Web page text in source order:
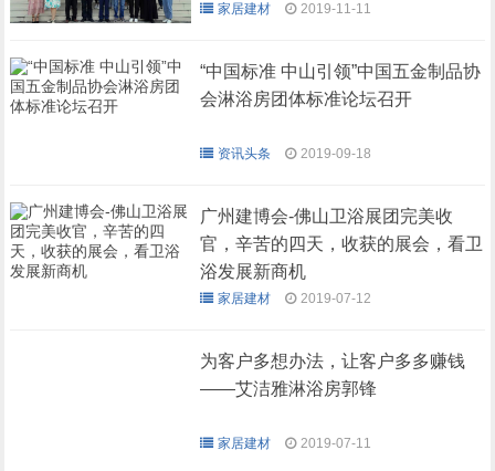
家居建材 2019-11-11
“中国标准 中山引领”中国五金制品协
会淋浴房团体标准论坛召开
资讯头条 2019-09-18
广州建博会-佛山卫浴展团完美收
官，辛苦的四天，收获的展会，看卫
浴发展新商机
家居建材 2019-07-12
为客户多想办法，让客户多多赚钱
——艾洁雅淋浴房郭锋
家居建材 2019-07-11